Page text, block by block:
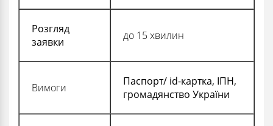
Розгляд
заявки
до 15 хвилин
Вимоги
Паспорт/ id-картка, ІПН,
громадянство України